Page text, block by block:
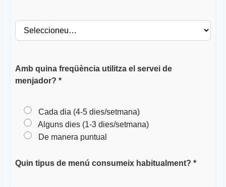
Amb quina freqüència utilitza el servei de
menjador? *
Cada dia (4-5 dies/setmana)
Alguns dies (1-3 dies/setmana)
De manera puntual
Quin tipus de menú consumeix habitualment? *